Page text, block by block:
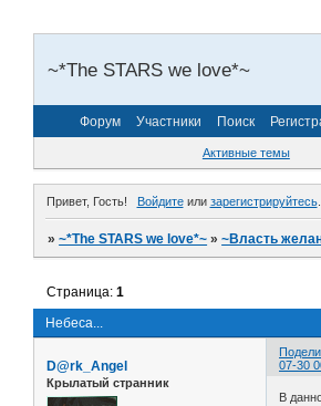
~*The STARS we love*~
Форум Участники Поиск
Активные темы
Привет, Гость! Войдитеили зарегистрируйтесь.
»~*The STARS we love*~ »~Власть
Небеса...
Страница:1
07-30
D@rk_Angel
Крылатый странник
В